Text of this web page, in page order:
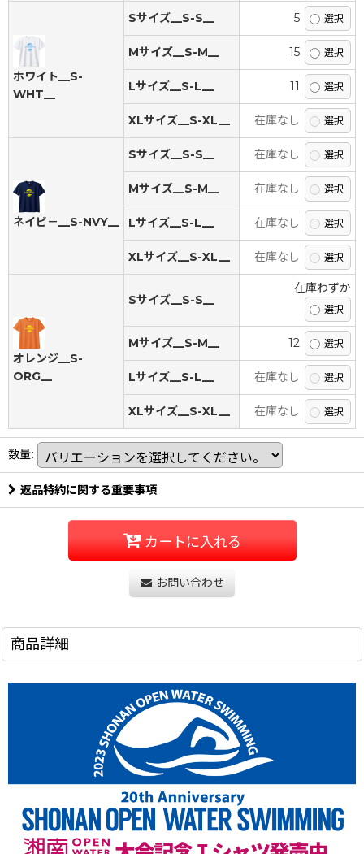
ホワイト__S-
WHT__
Sサイズ__S-S__ 5
Mサイズ__S-M__ 15
Lサイズ__S-L__ 11
XLサイズ__S-XL__ 在庫なし
ネイビ－__S-NVY__
Sサイズ__S-S__ 在庫なし
Mサイズ__S-M__ 在庫なし
Lサイズ__S-L__ 在庫なし
XLサイズ__S-XL__ 在庫なし
オレンジ__S-
ORG__
Sサイズ__S-S__
在庫わずか
Mサイズ__S-M__ 12
Lサイズ__S-L__ 在庫なし
XLサイズ__S-XL__ 在庫なし
数量:
返品特約に関する重要事項
カートに入れる
お問い合わせ
商品詳細